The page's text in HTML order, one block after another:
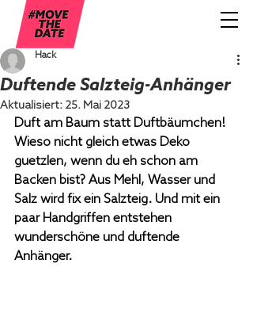
Duftende Salzteig-Anhänger
Hack
Aktualisiert: 25. Mai 2023
Duft am Baum statt Duftbäumchen!
Wieso nicht gleich etwas Deko
guetzlen, wenn du eh schon am
Backen bist? Aus Mehl, Wasser und
Salz wird fix ein Salzteig. Und mit ein
paar Handgriffen entstehen
wunderschöne und duftende
Anhänger.